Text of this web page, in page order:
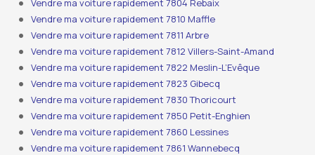
Vendre ma voiture rapidement 7804 Rebaix
Vendre ma voiture rapidement 7810 Maffle
Vendre ma voiture rapidement 7811 Arbre
Vendre ma voiture rapidement 7812 Villers-Saint-Amand
Vendre ma voiture rapidement 7822 Meslin-L’Evêque
Vendre ma voiture rapidement 7823 Gibecq
Vendre ma voiture rapidement 7830 Thoricourt
Vendre ma voiture rapidement 7850 Petit-Enghien
Vendre ma voiture rapidement 7860 Lessines
Vendre ma voiture rapidement 7861 Wannebecq